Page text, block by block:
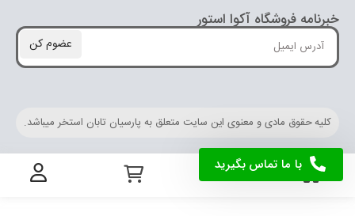
خبرنامه فروشگاه آکوا استور
عضوم کن
کلیه حقوق مادی و معنوی این سایت متعلق به پارسیان تابان استخر میباشد.
با ما تماس بگیرید